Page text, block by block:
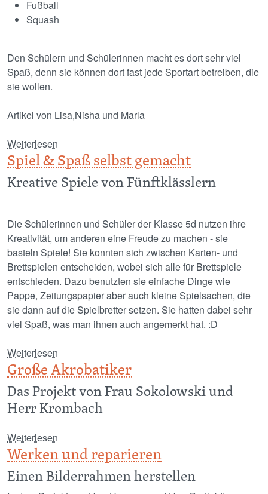
Fußball
Squash
Den Schülern und Schülerinnen macht es dort sehr viel
Spaß, denn sie können dort fast jede Sportart betreiben, die
sie wollen.
Artikel von Lisa,Nisha und Marla
Weiterlesen
Spiel & Spaß selbst gemacht
Kreative Spiele von Fünftklässlern
Die Schülerinnen und Schüler der Klasse 5d nutzen ihre
Kreativität, um anderen eine Freude zu machen - sie
basteln Spiele! Sie konnten sich zwischen Karten- und
Brettspielen entscheiden, wobei sich alle für Brettspiele
entschieden. Dazu benutzten sie einfache Dinge wie
Pappe, Zeitungspapier aber auch kleine Spielsachen, die
sie dann auf die Spielbretter setzen. Sie hatten dabei sehr
viel Spaß, was man ihnen auch angemerkt hat. :D
Weiterlesen
Große Akrobatiker
Das Projekt von Frau Sokolowski und
Herr Krombach
Weiterlesen
Werken und reparieren
Einen Bilderrahmen herstellen